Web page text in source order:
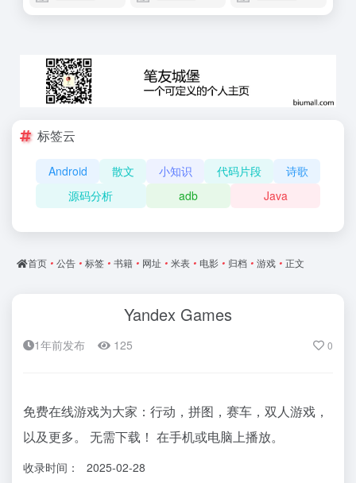
标签云
Android 散文 小知识 代码片段
诗歌
源码分析
adb Java
首页 • 公告 • 标签 • 书籍 • 网址 • 米表 • 电影 • 归档 • 游戏 • 正文
Yandex Games
1年前发布 125 0
免费在线游戏为大家：行动，拼图，赛车，双人游戏，
以及更多。 无需下载！ 在手机或电脑上播放。
收录时间： 2025-02-28